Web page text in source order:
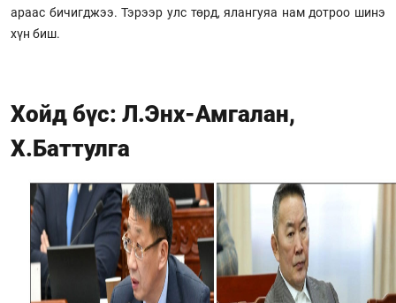
араас бичигджээ. Тэрээр улс төрд, ялангуяа нам дотроо шинэ
хүн биш.
Хойд бүс: Л.Энх-Амгалан,
Х.Баттулга